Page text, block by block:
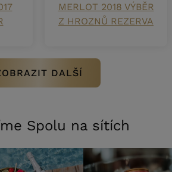
MERLOT 2018 VÝBĚR
Z HROZNŮ REZERVA
DALŠÍ
Spolu na sítích